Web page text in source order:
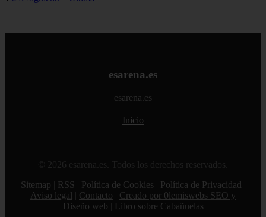
esarena.es
esarena.es
Inicio
© 2026 esarena.es. Todos los derechos reservados.
Sitemap
RSS Política de Cookies Política de Privacidad
Aviso legal
Contacto
Creado por 0lemiswebs SEO y
Diseño web
Libro sobre Cabañuelas